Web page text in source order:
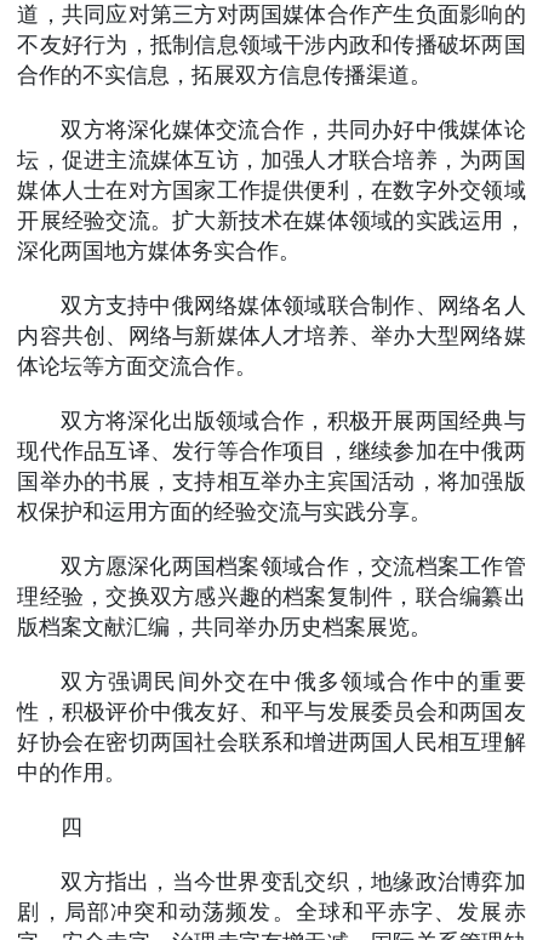
道，共同应对第三方对两国媒体合作产生负面影响的
不友好行为，抵制信息领域干涉内政和传播破坏两国
合作的不实信息，拓展双方信息传播渠道。
双方将深化媒体交流合作，共同办好中俄媒体论
坛，促进主流媒体互访，加强人才联合培养，为两国
媒体人士在对方国家工作提供便利，在数字外交领域
开展经验交流。扩大新技术在媒体领域的实践运用，
深化两国地方媒体务实合作。
双方支持中俄网络媒体领域联合制作、网络名人
内容共创、网络与新媒体人才培养、举办大型网络媒
体论坛等方面交流合作。
双方将深化出版领域合作，积极开展两国经典与
现代作品互译、发行等合作项目，继续参加在中俄两
国举办的书展，支持相互举办主宾国活动，将加强版
权保护和运用方面的经验交流与实践分享。
双方愿深化两国档案领域合作，交流档案工作管
理经验，交换双方感兴趣的档案复制件，联合编纂出
版档案文献汇编，共同举办历史档案展览。
双方强调民间外交在中俄多领域合作中的重要
性，积极评价中俄友好、和平与发展委员会和两国友
好协会在密切两国社会联系和增进两国人民相互理解
中的作用。
四
双方指出，当今世界变乱交织，地缘政治博弈加
剧，局部冲突和动荡频发。全球和平赤字、发展赤